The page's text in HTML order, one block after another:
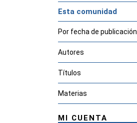
Esta comunidad
Por fecha de publicación
Autores
Títulos
Materias
MI CUENTA